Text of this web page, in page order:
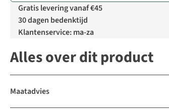
Gratis levering vanaf €45
30 dagen bedenktijd
Klantenservice: ma-za
Alles over dit product
Maatadvies